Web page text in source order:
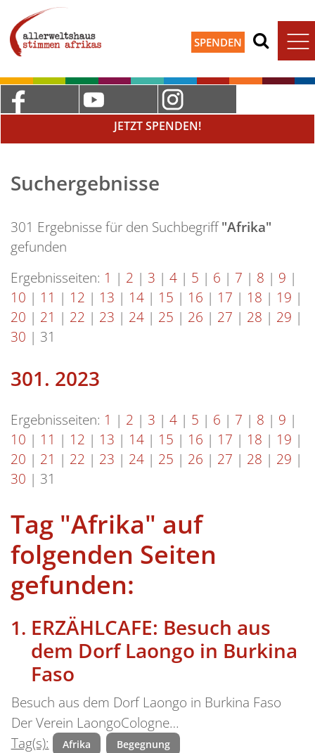
SPENDEN
JETZT SPENDEN!
Suchergebnisse
301 Ergebnisse für den Suchbegriff"Afrika"
gefunden
Ergebnisseiten: 1 | 2 | 3 | 4 | 5 | 6 | 7 | 8 | 9 |
10 | 11 | 12 | 13 | 14 | 15 | 16 | 17 | 18 | 19 |
20 | 21 | 22 | 23 | 24 | 25 | 26 | 27 | 28 | 29 |
30 | 31
301. 2023
Ergebnisseiten: 1 | 2 | 3 | 4 | 5 | 6 | 7 | 8 | 9 |
10 | 11 | 12 | 13 | 14 | 15 | 16 | 17 | 18 | 19 |
20 | 21 | 22 | 23 | 24 | 25 | 26 | 27 | 28 | 29 |
30 | 31
Tag "Afrika" auf
folgenden Seiten
gefunden:
ERZÄHLCAFE: Besuch aus
dem Dorf Laongo in Burkina
Faso
Besuch aus dem Dorf Laongo in Burkina Faso
Der Verein LaongoCologne…
Tag(s):
Afrika Begegnung